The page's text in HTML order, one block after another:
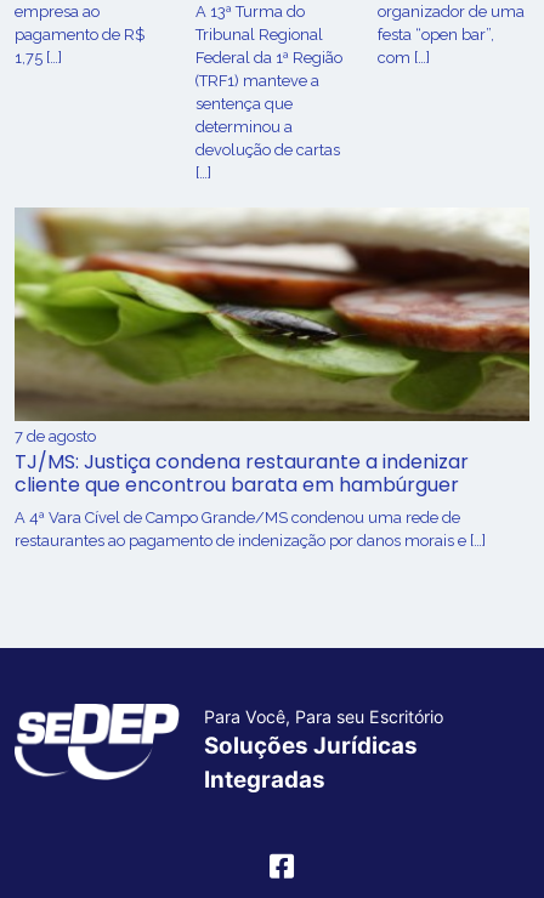
empresa ao
pagamento de R$
1,75 […]
A 13ª Turma do
Tribunal Regional
Federal da 1ª Região
(TRF1) manteve a
sentença que
determinou a
devolução de cartas
[…]
organizador de uma
festa “open bar”,
com […]
7 de agosto
TJ/MS: Justiça condena restaurante a indenizar
cliente que encontrou barata em hambúrguer
A 4ª Vara Cível de Campo Grande/MS condenou uma rede de
restaurantes ao pagamento de indenização por danos morais e […]
Para Você, Para seu Escritório
Soluções Jurídicas
Integradas